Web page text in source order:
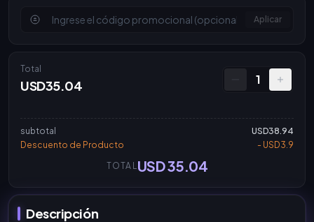
Aplicar
Total
USD35.04 1
subtotal
USD38.94
Descuento de Producto
- USD3.9
TOTAL USD 35.04
Descripción